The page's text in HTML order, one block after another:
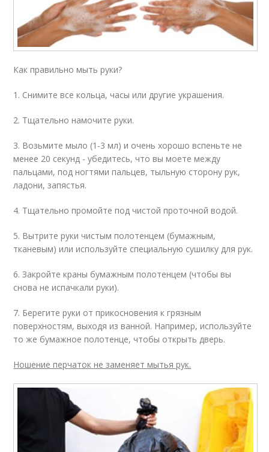
Как правильно мыть руки?
1. Снимите все кольца, часы или другие украшения.
2. Тщательно намочите руки.
3. Возьмите мыло (1-3 мл) и очень хорошо вспеньте не
менее 20 секунд - убедитесь, что вы моете между
пальцами, под ногтями пальцев, тыльную сторону рук,
ладони, запястья.
4. Тщательно промойте под чистой проточной водой.
5. Вытрите руки чистым полотенцем (бумажным,
тканевым) или используйте специальную сушилку для рук.
6. Закройте краны бумажным полотенцем (чтобы вы
снова не испачкали руки).
7. Берегите руки от прикосновения к грязным
поверхностям, выходя из ванной. Например, используйте
то же бумажное полотенце, чтобы открыть дверь.
Ношение перчаток не заменяет мытья рук.